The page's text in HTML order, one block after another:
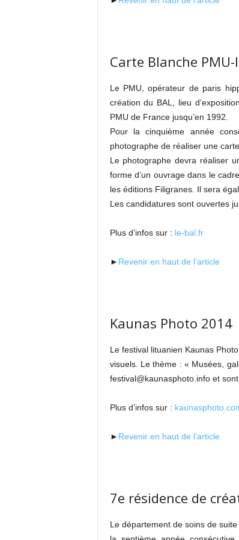
Carte Blanche PMU-
Le PMU, opérateur de paris
création du BAL, lieu
PMU de France jusqu’en 1992.
Pour la cinquième année
photographe de réaliser une
Le photographe devra réaliser
forme d’un ouvrage dans le
les éditions Filigranes. Il sera
Les candidatures sont ouvertes
Plus d’infos sur : le-bal.fr
► Revenir en haut de l’article
Kaunas Photo 2014
Le festival lituanien Kaunas
visuels. Le thème : « Musées,
festival@kaunasphoto.info et
Plus d’infos sur :
► Revenir en haut de l’article
7e résidence de
Le département de soins de